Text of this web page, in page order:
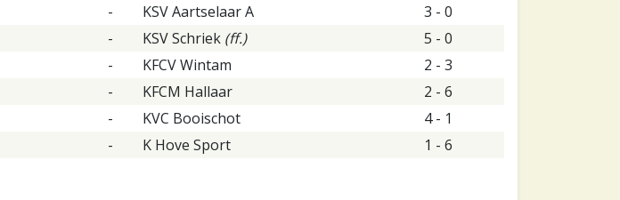
- KSV Aartselaar A
3 - 0
- KSV Schriek (ff.)
5 - 0
- KFCV Wintam
2 - 3
- KFCM Hallaar
2 - 6
- KVC Booischot
4 - 1
- K Hove Sport 1 - 6